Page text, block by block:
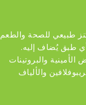
طبيعي للصحة والطعم
طبق يُضاف إليه.
والبروتينات
والألياف